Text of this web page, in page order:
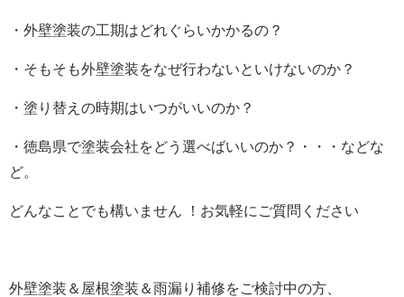
・外壁塗装の工期はどれぐらいかかるの？
・そもそも外壁塗装をなぜ行わないといけないのか？
・塗り替えの時期はいつがいいのか？
・徳島県で塗装会社をどう選べばいいのか？・・・などな
ど。
どんなことでも構いません ！お気軽にご質問ください
外壁塗装＆屋根塗装＆雨漏り補修をご検討中の方、